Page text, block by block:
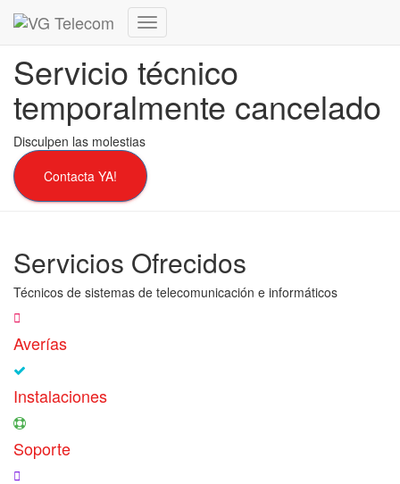
Cambiar
de
navegación
Servicio técnico
temporalmente cancelado
Disculpen las molestias
Contacta YA!
Servicios Ofrecidos
Técnicos de sistemas de telecomunicación e informáticos
Averías
Instalaciones
Soporte